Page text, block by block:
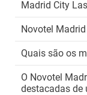
Madrid City
Novotel
Quais são os
O Novotel
destacadas de